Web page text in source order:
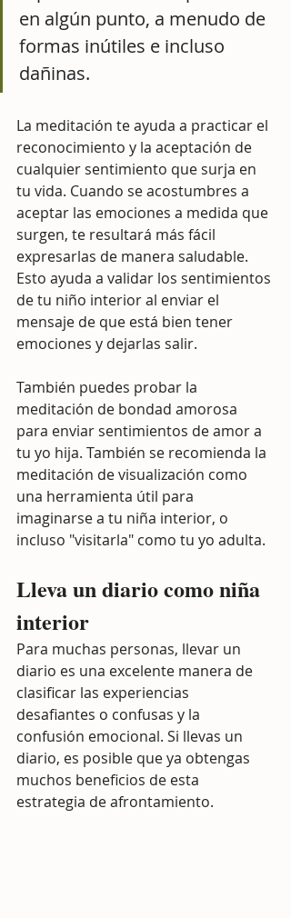
en algún punto, a menudo de
formas inútiles e incluso
dañinas.
La meditación te ayuda a practicar el
reconocimiento y la aceptación de
cualquier sentimiento que surja en
tu vida. Cuando se acostumbres a
aceptar las emociones a medida que
surgen, te resultará más fácil
expresarlas de manera saludable.
Esto ayuda a validar los sentimientos
de tu niño interior al enviar el
mensaje de que está bien tener
emociones y dejarlas salir.
También puedes probar la
meditación de bondad amorosa
para enviar sentimientos de amor a
tu yo hija. También se recomienda la
meditación de visualización como
una herramienta útil para
imaginarse a tu niña interior, o
incluso "visitarla" como tu yo adulta.
Lleva un diario como niña
interior
Para muchas personas, llevar un
diario es una excelente manera de
clasificar las experiencias
desafiantes o confusas y la
confusión emocional. Si llevas un
diario, es posible que ya obtengas
muchos beneficios de esta
estrategia de afrontamiento.